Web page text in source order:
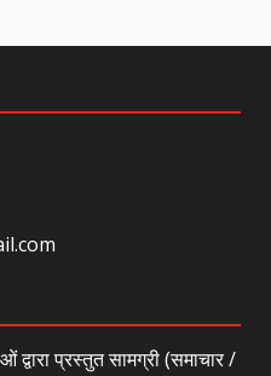
मामले में फरार आरोपी के
उद्घोषना
प्रस्तुत सामग्री (समाचार /